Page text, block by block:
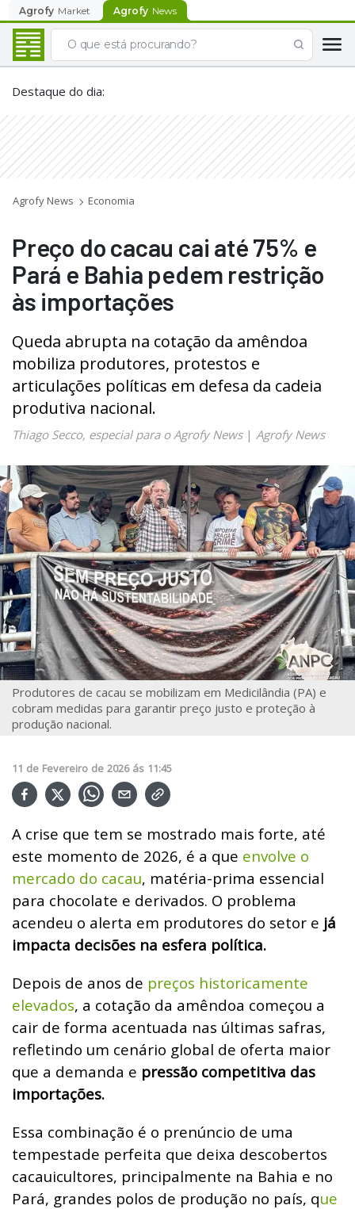
Agrofy Market Agrofy News
Destaque do dia:
Agrofy News Economia
Preço do cacau cai até 75% e
Pará e Bahia pedem restrição
às importações
Queda abrupta na cotação da amêndoa
mobiliza produtores, protestos e
articulações políticas em defesa da cadeia
produtiva nacional.
Thiago Secco, especial para o Agrofy News| Agrofy News
Produtores de cacau se mobilizam em Medicilândia (PA) e
cobram medidas para garantir preço justo e proteção à
produção nacional.
11 de Fevereiro de 2026 ás 11:45
A crise que tem se mostrado mais forte, até
este momento de 2026, é a que envolve o
mercado do cacau, matéria-prima essencial
para chocolate e derivados. O problema
acendeu o alerta em produtores do setor e já
impacta decisões na esfera política.
Depois de anos de preços historicamente
elevados, a cotação da amêndoa começou a
cair de forma acentuada nas últimas safras,
refletindo um cenário global de oferta maior
que a demanda e pressão competitiva das
importações.
Essa combinação é o prenúncio de uma
tempestade perfeita que deixa descobertos
cacauicultores, principalmente na Bahia e no
Pará, grandes polos de produção no país, que